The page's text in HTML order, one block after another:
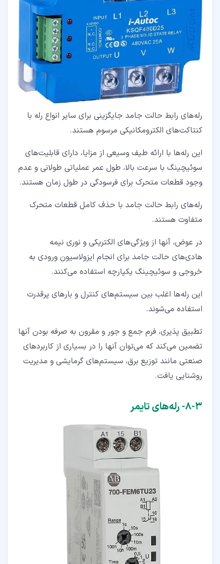
رله‌های رابط حالت جامد جایگزینی برای سایر انواع رله با
کنتاکت‌های الکترومکانیکی مرسوم هستند.
این رله‌ها با ارائه طیف وسیعی از مزایا، دارای قابلیت‌های
سوئیچینگ با سرعت بالا، طول عمر عملیاتی طولانی و عدم
وجود قطعات متحرک برای فرسودگی در طول زمان هستند.
رله‌های رابط حالت جامد با حذف کامل قطعات متحرک
متفاوت هستند.
در عوض، آنها از ویژگی‌های الکتریکی و نوری نیمه‌
هادی‌های حالت جامد برای انجام ایزولاسیون ورودی به
خروجی و سوئیچینگ یکپارچه استفاده می‌کنند.
این رله‌ها اغلب بین سیستم‌های کنترل و بارهای پرقدرت
استفاده می‌شوند.
تطبیق ‌پذیری، فرم جمع ‌و جور و مقرون‌ به‌ صرفه بودن آنها
تضمین می‌کند که می‌توان آنها را در بسیاری از کاربردهای
صنعتی مانند توزیع برق، سیستم‌های گرمایشی و مدیریت
روشنایی یافت.
۳‏-‏۸‏- رله‌های تایمر